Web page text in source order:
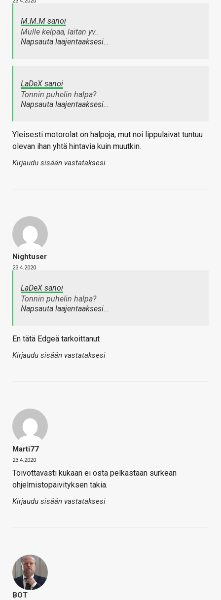
M.M.M sanoi
Mulle kelpaa, laitan yv..
Napsauta laajentaaksesi…
LaDeX sanoi
Tonnin puhelin halpa?
Napsauta laajentaaksesi…
Yleisesti motorolat on halpoja, mut noi lippulaivat tuntuu
olevan ihan yhtä hintavia kuin muutkin.
Kirjaudu sisään vastataksesi
Nightuser
23.4.2020
LaDeX sanoi
Tonnin puhelin halpa?
Napsauta laajentaaksesi…
En tätä Edgeä tarkoittanut
Kirjaudu sisään vastataksesi
Marti77
23.4.2020
Toivottavasti kukaan ei osta pelkästään surkean
ohjelmistopäivityksen takia.
Kirjaudu sisään vastataksesi
BOT